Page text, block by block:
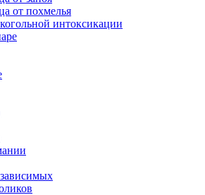
от похмелья
интоксикации